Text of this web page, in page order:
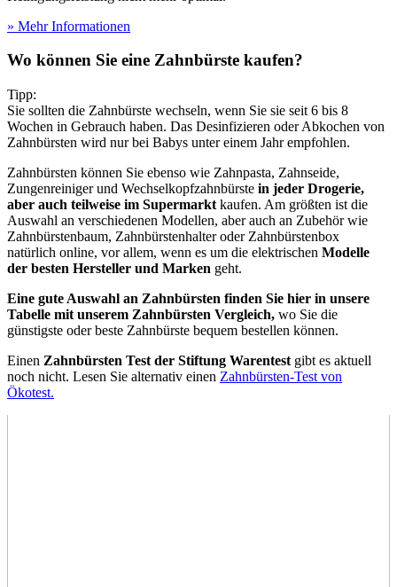
» Mehr Informationen
Wo können Sie eine Zahnbürste kaufen?
Tipp:
Sie sollten die Zahnbürste wechseln, wenn Sie sie seit 6 bis 8
Wochen in Gebrauch haben. Das Desinfizieren oder Abkochen von
Zahnbürsten wird nur bei Babys unter einem Jahr empfohlen.
Zahnbürsten können Sie ebenso wie Zahnpasta, Zahnseide,
Zungenreiniger und Wechselkopfzahnbürste in jeder Drogerie,
aber auch teilweise im Supermarkt kaufen. Am größten ist die
Auswahl an verschiedenen Modellen, aber auch an Zubehör wie
Zahnbürstenbaum, Zahnbürstenhalter oder Zahnbürstenbox
natürlich online, vor allem, wenn es um die elektrischen Modelle
der besten Hersteller und Marken geht.
Eine gute Auswahl an Zahnbürsten finden Sie hier in unsere
Tabelle mit unserem Zahnbürsten Vergleich, wo Sie die
günstigste oder beste Zahnbürste bequem bestellen können.
Einen Zahnbürsten Test der Stiftung Warentest gibt es aktuell
noch nicht. Lesen Sie alternativ einen Zahnbürsten-Test von
Ökotest.